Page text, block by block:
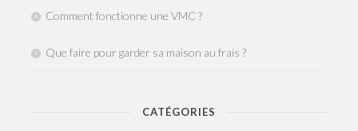
Comment fonctionne une VMC ?
Que faire pour garder sa maison au frais ?
CATÉGORIES